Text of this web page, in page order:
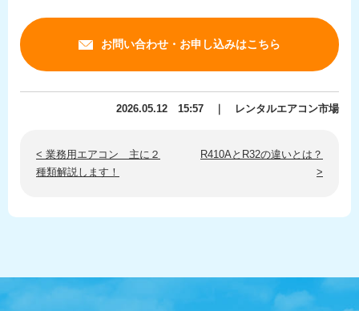
お問い合わせ・お申し込みはこちら
2026.05.12 15:57 ｜ レンタルエアコン市場
< 業務用エアコン 主に２
種類解説します！
R410AとR32の違いとは？
>